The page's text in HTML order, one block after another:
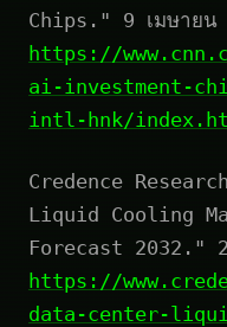
Chips." 9 เมษายน
https://
ai-investment-
intl-hnk/
Credence
Liquid Cooling
Forecast 2032."
https://
data-center-